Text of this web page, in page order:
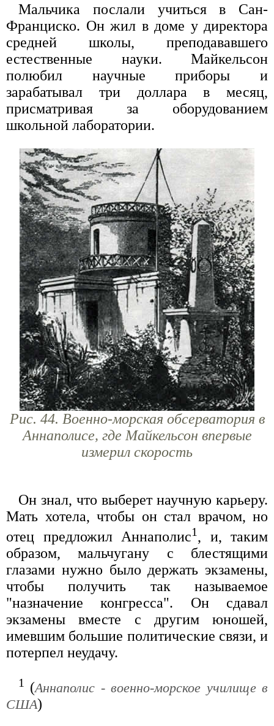
Мальчика послали учиться в Сан-
Франциско. Он жил в доме у директора
средней школы, преподававшего
естественные науки. Майкельсон
полюбил научные приборы и
зарабатывал три доллара в месяц,
присматривая за оборудованием
школьной лаборатории.
Рис. 44. Военно-морская обсерватория в
Аннаполисе, где Майкельсон впервые
измерил скорость
Он знал, что выберет научную карьеру.
Мать хотела, чтобы он стал врачом, но
отец предложил Аннаполис1, и, таким
образом, мальчугану с блестящими
глазами нужно было держать экзамены,
чтобы получить так называемое
"назначение конгресса". Он сдавал
экзамены вместе с другим юношей,
имевшим большие политические связи, и
потерпел неудачу.
1 (Аннаполис - военно-морское училище в
США)